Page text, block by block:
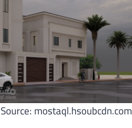
Source: mostaql.hsoubcdn.com